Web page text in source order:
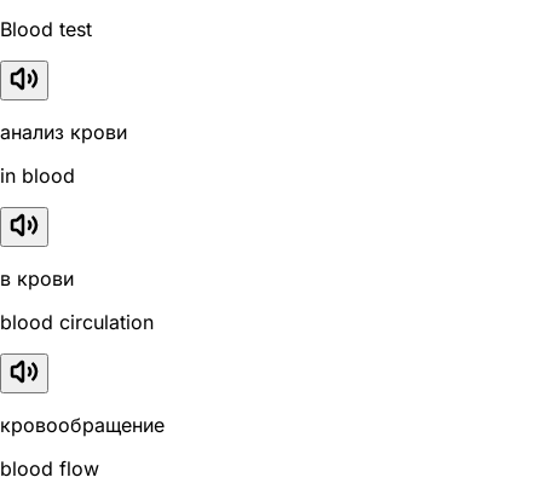
Blood test
анализ крови
in blood
в крови
blood circulation
кровообращение
blood flow